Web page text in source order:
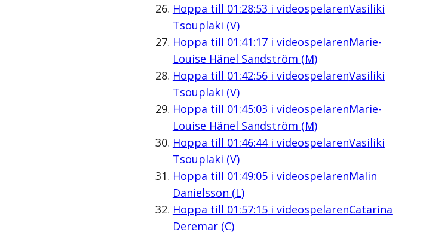
Hoppa till 01:28:53 i videospelarenVasiliki
Tsouplaki (V)
Hoppa till 01:41:17i videospelarenMarie-
Louise Hänel Sandström (M)
Hoppa till 01:42:56i videospelarenVasiliki
Tsouplaki (V)
Hoppa till 01:45:03 i videospelarenMarie-
Louise Hänel Sandström (M)
Hoppa till 01:46:44i videospelarenVasiliki
Tsouplaki (V)
Hoppa till 01:49:05i videospelarenMalin
Danielsson (L)
Hoppa till 01:57:15i videospelarenCatarina
Deremar (C)